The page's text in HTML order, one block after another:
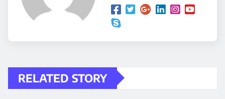
RELATED STORY